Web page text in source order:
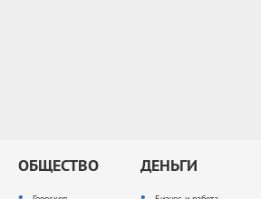
ОБЩЕСТВО ДЕНЬГИ